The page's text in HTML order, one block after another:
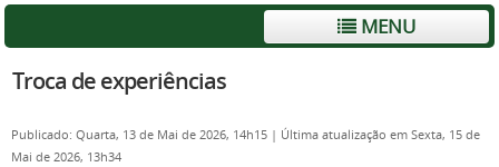
MENU
Troca de experiências
Publicado: Quarta, 13 de Mai de 2026, 14h15 | Última atualização em Sexta, 15 de
Mai de 2026, 13h34